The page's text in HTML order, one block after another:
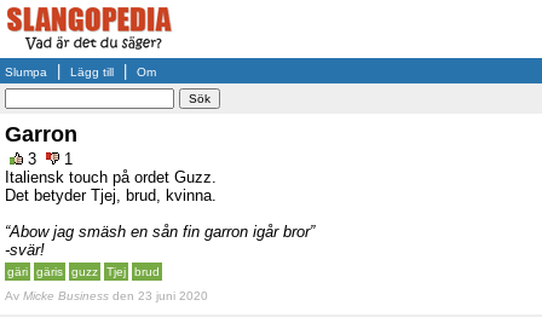
Slumpa Lägg till Om
Garron
3
1
Italiensk touch på ordet Guzz.
Det betyder Tjej, brud, kvinna.
“Abow jag smäsh en sån fin garron igår bror”
-svär!
gäri gäris guzz Tjej
brud
Av Micke Business den 23 juni 2020